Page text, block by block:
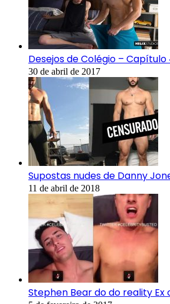
Desejos de Colégio –
30 de abril de 2017
Supostas nudes de Danny
11 de abril de 2018
Stephen Bear do do reality